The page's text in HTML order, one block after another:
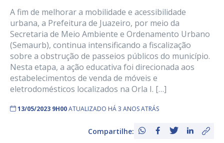
A fim de melhorar a mobilidade e acessibilidade
urbana, a Prefeitura de Juazeiro, por meio da
Secretaria de Meio Ambiente e Ordenamento Urbano
(Semaurb), continua intensificando a fiscalização
sobre a obstrução de passeios públicos do município.
Nesta etapa, a ação educativa foi direcionada aos
estabelecimentos de venda de móveis e
eletrodomésticos localizados na Orla I. […]
13/05/2023 9H00ATUALIZADO HÁ 3 ANOS ATRÁS
Compartilhe: